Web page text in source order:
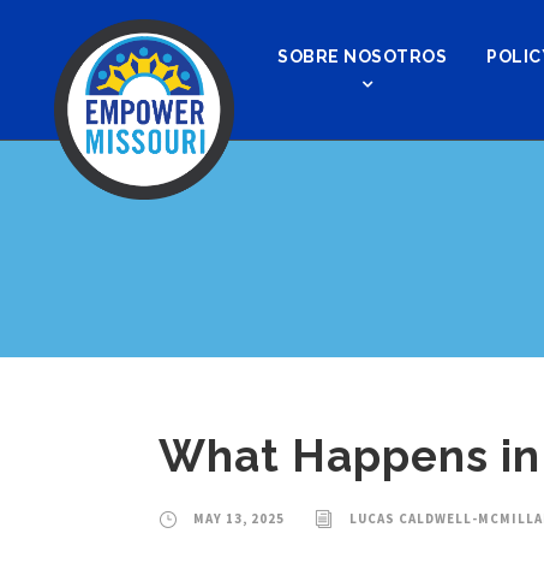
SOBRE NOSOTROS
What Happens in
MAY 13, 2025 LUCAS CALDWELL-